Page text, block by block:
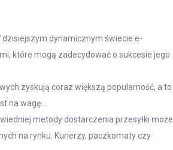
dzisiejszym dynamicznym świecie e-
które mogą zadecydować o sukcesie jego
zyskują coraz większą popularność, a to
na wagę...
metody dostarczenia przesyłki może
na rynku. Kurierzy, paczkomaty czy